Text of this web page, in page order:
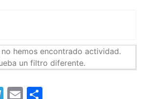
hemos encontrado actividad.
un filtro diferente.
Telegram
Email